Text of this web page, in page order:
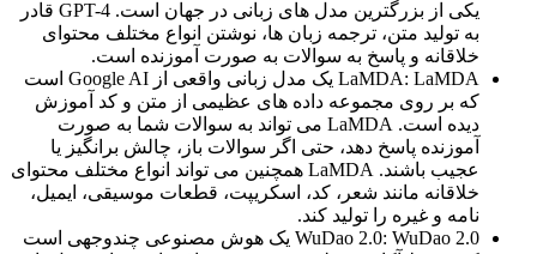
یکی از بزرگترین مدل های زبانی در جهان است. GPT-4 قادر
به تولید متن، ترجمه زبان ها، نوشتن انواع مختلف محتوای
خلاقانه و پاسخ به سوالات به صورت آموزنده است.
LaMDA: LaMDA یک مدل زبانی واقعی از Google AI است
که بر روی مجموعه داده های عظیمی از متن و کد آموزش
دیده است. LaMDA می تواند به سوالات شما به صورت
آموزنده پاسخ دهد، حتی اگر سوالات باز، چالش برانگیز یا
عجیب باشند. LaMDA همچنین می تواند انواع مختلف محتوای
خلاقانه مانند شعر، کد، اسکریپت، قطعات موسیقی، ایمیل،
نامه و غیره را تولید کند.
WuDao 2.0: WuDao 2.0 یک هوش مصنوعی چندوجهی است